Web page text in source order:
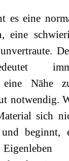
es eine
eine
eine Nähe
notwendig.
sich
beginnt,
Eigenleben